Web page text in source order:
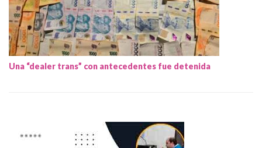
Una “dealer trans” con antecedentes fue detenida